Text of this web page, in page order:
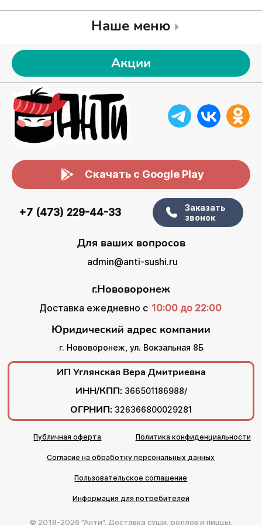
Наше меню
Акции
Скачать с Google Play
+7 (473) 229-44-33
Заказать
звонок
Для ваших вопросов
admin@anti-sushi.ru
г.Нововоронеж
Доставка ежедневно с 10:00 до 22:00
Юридический адрес компании
г. Нововоронеж, ул. Вокзальная 8Б
ИП Углянская Вера Дмитриевна
ИНН/КПП: 366501186988/
ОГРНИП: 326366800029281
Публичная оферта Политика конфиденциальности
Согласие на обработку персональных данных
Пользовательское соглашение
Информация для потребителей
© 2018-2026 "Анти". Доставка суши, роллов и пиццы.